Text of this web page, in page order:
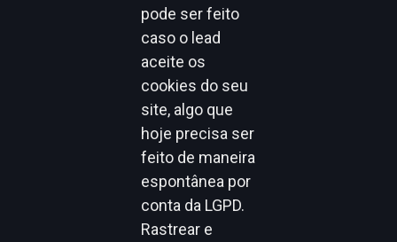
pode ser feito
caso o lead
aceite os
cookies do seu
site, algo que
hoje precisa ser
feito de maneira
espontânea por
conta da LGPD.
Rastrear e